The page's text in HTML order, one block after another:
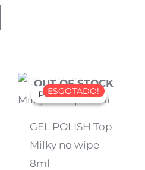
PROMO -20%
ESGOTADO!
OUT OF STOCK
PROMO -20%
GEL POLISH Top
Milky no wipe
8ml
O
preço
original
7,15 €.
O
preço
atual
5,72 €.